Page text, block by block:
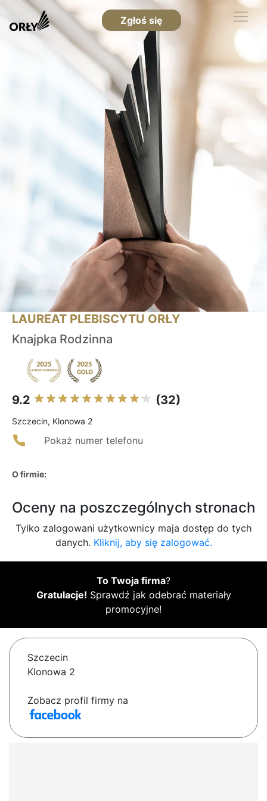
Zgłoś się
LAUREAT PLEBISCYTU ORŁY
Knajpka Rodzinna
9.2 (32)
Szczecin, Klonowa 2
Pokaż numer telefonu
O firmie:
Oceny na poszczególnych stronach
Tylko zalogowani użytkownicy maja dostęp do tych
danych. Kliknij, aby się zalogować.
To Twoja firma?
Gratulacje! Sprawdź jak odebrać materiały
promocyjne!
Szczecin
Klonowa 2
Zobacz profil firmy na